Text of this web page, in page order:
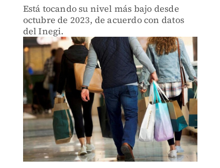
Está tocando su nivel más bajo desde
octubre de 2023, de acuerdo con datos
del Inegi.